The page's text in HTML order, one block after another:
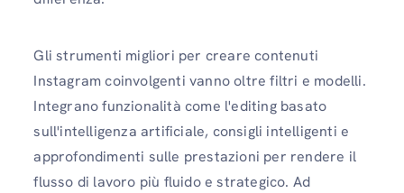
Gli strumenti migliori per creare contenuti
Instagram coinvolgenti vanno oltre filtri e modelli.
Integrano funzionalità come l'editing basato
sull'intelligenza artificiale, consigli intelligenti e
approfondimenti sulle prestazioni per rendere il
flusso di lavoro più fluido e strategico. Ad